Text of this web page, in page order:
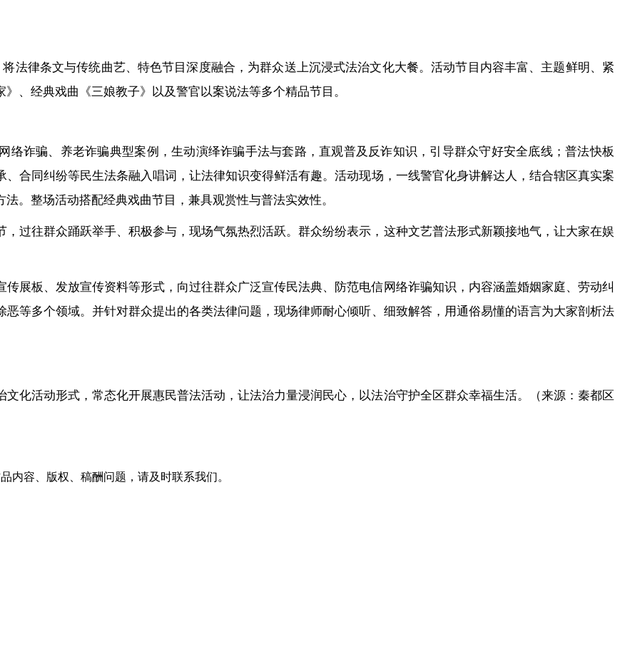
法律条文与传统曲艺、特色节目深度融合，为群众送上沉浸式法治文化大餐。活动节目内容丰富、主题鲜明、紧
、经典戏曲《三娘教子》以及警官以案说法等多个精品节目。
络诈骗、养老诈骗典型案例，生动演绎诈骗手法与套路，直观普及反诈知识，引导群众守好安全底线；普法快板
、合同纠纷等民生法条融入唱词，让法律知识变得鲜活有趣。活动现场，一线警官化身讲解达人，结合辖区真实案
。整场活动搭配经典戏曲节目，兼具观赏性与普法实效性。
过往群众踊跃举手、积极参与，现场气氛热烈活跃。群众纷纷表示，这种文艺普法形式新颖接地气，让大家在娱
展板、发放宣传资料等形式，向过往群众广泛宣传民法典、防范电信网络诈骗知识，内容涵盖婚姻家庭、劳动纠
等多个领域。并针对群众提出的各类法律问题，现场律师耐心倾听、细致解答，用通俗易懂的语言为大家剖析法
化活动形式，常态化开展惠民普法活动，让法治力量浸润民心，以法治守护全区群众幸福生活。（来源：秦都区
内容、版权、稿酬问题，请及时联系我们。